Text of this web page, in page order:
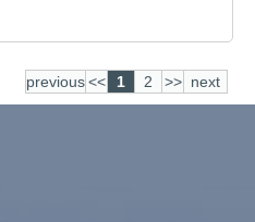
previous<< 1 2 >> next